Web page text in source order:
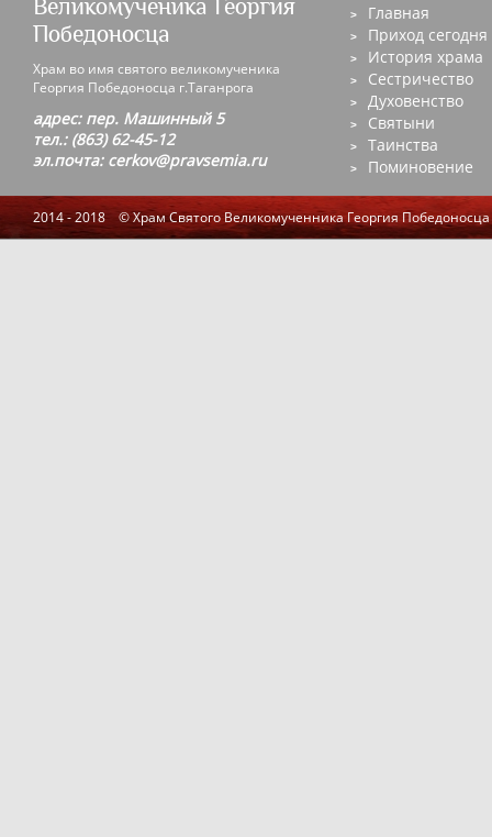
Великомученика Георгия
Победоносца
Храм во имя святого великомученика
Георгия Победоносца г.Таганрога
адрес: пер. Машинный 5
тел.: (863) 62-45-12
эл.почта: cerkov@pravsemia.ru
Главная
Приход сегодня
История храма
Сестричество
Духовенство
Святыни
Таинства
Поминовение
2014 - 2018 © Храм Святого Великомученника Георгия Победоносца